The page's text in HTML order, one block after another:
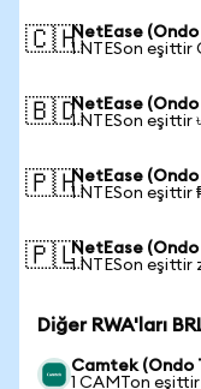
🇨🇭NetEase
1 NTESon eşittir
🇧🇩NetEase (Ondo
1 NTESon eşittir
🇵🇭NetEase
1 NTESon eşittir
🇵🇱NetEase
1 NTESon eşittir
Diğer RWA'ları
Camtek (Ondo
1 CAMTon eşittir